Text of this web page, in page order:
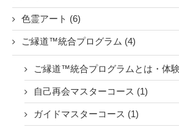
色霊アート (6)
ご縁道™統合プログラム (4)
ご縁道™統合プログラムとは・体
自己再会マスターコース (1)
ガイドマスターコース (1)